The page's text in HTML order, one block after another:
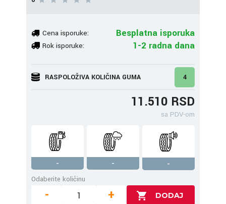
Cena isporuke: Besplatna isporuka
Rok isporuke: 1-2 radna dana
RASPOLOŽIVA KOLIČINA GUMA 4
11.510 RSD
sa PDV-om
- -
-
Odaberite količinu
- +